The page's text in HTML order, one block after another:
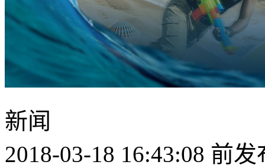
新闻
2018-03-18 16:43:08 前